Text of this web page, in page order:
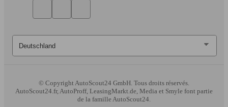
© CopyrightAutoScout24 GmbH. Tous droits réservés.
AutoScout24.fr, AutoProff, LeasingMarkt.de, Media et Smyle font partie
de la famille AutoScout24.